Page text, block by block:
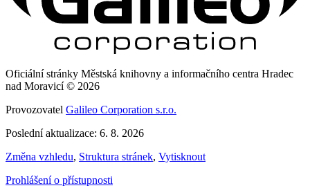
Oficiální stránky Městská knihovny a informačního centra Hradec
nad Moravicí © 2026
Provozovatel Galileo Corporation s.r.o.
Poslední aktualizace: 6. 8. 2026
Změna vzhledu, Struktura stránek, Vytisknout
Prohlášení o přístupnosti